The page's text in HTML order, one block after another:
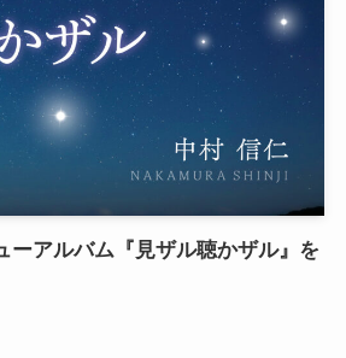
ーアルバム『見ザル聴かザル』を